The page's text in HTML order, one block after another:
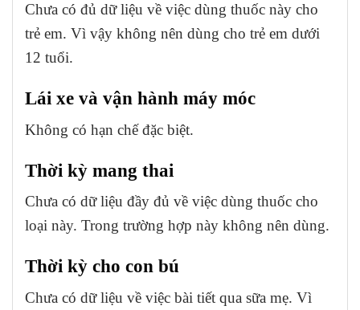
Chưa có đủ dữ liệu về việc dùng thuốc này cho
trẻ em. Vì vậy không nên dùng cho trẻ em dưới
12 tuổi.
Lái xe và vận hành máy móc
Không có hạn chế đặc biệt.
Thời kỳ mang thai
Chưa có dữ liệu đầy đủ về việc dùng thuốc cho
loại này. Trong trường hợp này không nên dùng.
Thời kỳ cho con bú
Chưa có dữ liệu về việc bài tiết qua sữa mẹ. Vì